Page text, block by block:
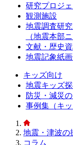
研究プロジェ
観測施設
地震調査研
（地震本部
文献・歴史
地震記象紙
キッズ向け
地震キッズ
防災・減災
事例集（キッ
地震・津波の
コラム